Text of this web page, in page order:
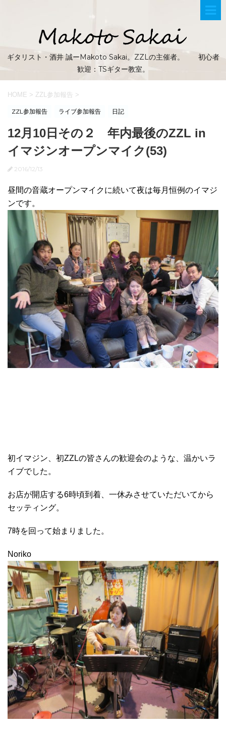
ギタリスト・酒井 誠ーMakoto Sakai。ZZLの主催者。 初心者
歓迎：TSギター教室。
HOME > ZZL参加報告 >
ZZL参加報告 ライブ参加報告 日記
12月10日その２ 年内最後のZZL in
イマジンオープンマイク(53)
2016/12/13
昼間の音蔵オープンマイクに続いて夜は毎月恒例のイマジ
ンです。
初イマジン、初ZZLの皆さんの歓迎会のような、温かいラ
イブでした。
お店が開店する6時頃到着、一休みさせていただいてから
セッティング。
7時を回って始まりました。
Noriko